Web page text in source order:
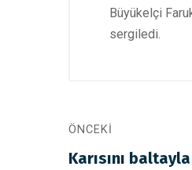
Büyükelçi
sergiledi.
ÖNCEKI
Karısını